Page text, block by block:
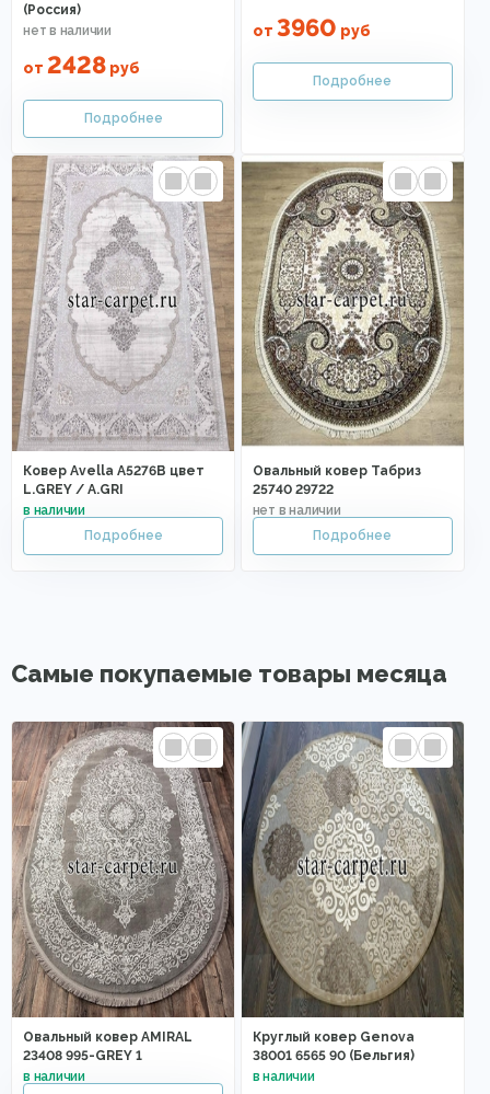
(Россия)
от 2428 руб
от 3960 руб
Ковер Avella A5276B цвет
L.GREY / A.GRI
Овальный ковер Табриз
25740 29722
Самые покупаемые товары месяца
Овальный ковер AMIRAL
23408 995-GREY 1
Круглый ковер Genova
38001 6565 90 (Бельгия)